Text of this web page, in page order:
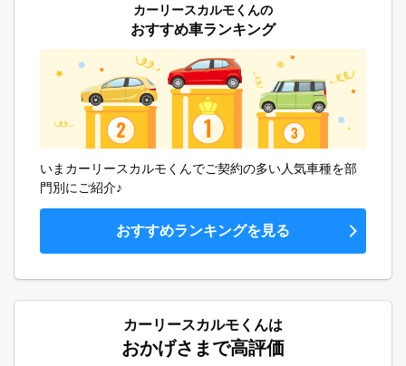
カーリースカルモくんの
おすすめ車ランキング
いまカーリースカルモくんでご契約の多い人気車種を部
門別にご紹介♪
おすすめランキングを見る
カーリースカルモくんは
おかげさまで高評価